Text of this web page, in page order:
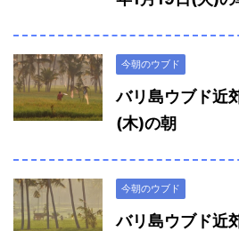
今朝のウブド
バリ島ウブド近
(木)の朝
今朝のウブド
バリ島ウブド近